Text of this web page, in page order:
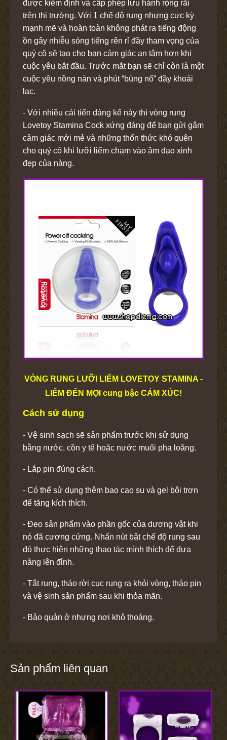
được kiểm định và cấp phép lưu hành rộng rãi
trên thị trường. Với 1 chế độ rung nhưng cực kỳ
mạnh mẽ và hoàn toàn không phát ra tiếng động
ồn gây nhiễu sóng tiếng rên rỉ đầy tham vọng của
quý cô sẽ tạo cho bạn cảm giác an tâm hơn khi
cuộc yêu bắt đầu. Trước mắt bạn sẽ chỉ còn là một
cuộc yêu nồng nàn và phút “bùng nổ” đầy khoái
lạc.
- Với nhiều cải tiến đáng kể này thì vòng rung
Lovetoy Stamina Cock xứng đáng để bạn gửi gắm
cảm giác mới mẻ và những thổn thức khó quên
cho quý cô khi lưỡi liếm chạm vào âm đạo xinh
đẹp của nàng.
VÒNG RUNG LƯỠI LIẾM LOVETOY STAMINA -
LIẾM ĐẾN MỌI cung bậc CẢM XÚC!
Cách sử dụng
- Vệ sinh sạch sẽ sản phẩm trước khi sử dụng
bằng nước, cồn y tế hoặc nước muối pha loãng.
- Lắp pin đúng cách.
- Có thể sử dụng thêm bao cao su và gel bôi trơn
để tăng kích thích.
- Đeo sản phẩm vào phần gốc của dương vật khi
nó đã cương cứng. Nhấn nút bật chế độ rung sau
đó thực hiện những thao tác mình thích để đưa
nàng lên đỉnh.
- Tắt rung, tháo rời cục rung ra khỏi vòng, tháo pin
và vệ sinh sản phẩm sau khi thỏa mãn.
- Bảo quản ở nhưng nơi khô thoáng.
Sản phẩm liên quan